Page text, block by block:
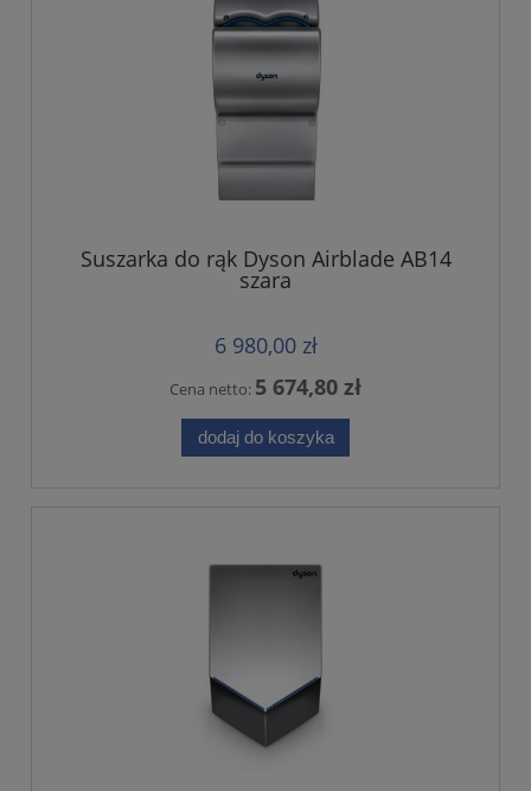
Suszarka do rąk Dyson Airblade AB14
szara
6 980,00 zł
Cena netto: 5 674,80 zł
dodaj do koszyka